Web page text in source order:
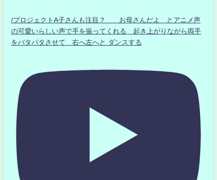
/プロジェクトA子さんも注目？ お母さんだよ とアニメ声
の可愛いらしい声で手を振ってくれる 起き上がりながら両手
をパタパタさせて 右へ左へと ダンスする